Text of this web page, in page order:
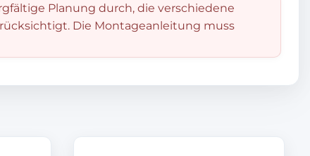
Planung durch, die verschiedene
Die Montageanleitung muss